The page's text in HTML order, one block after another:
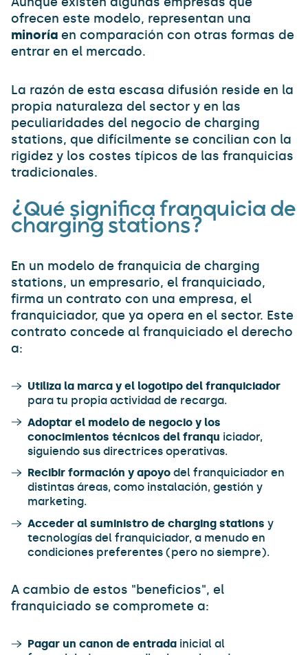
ofrecen este modelo, representan una
minoría en comparación con otras formas de
entrar en el mercado.
La razón de esta escasa difusión reside en la
propia naturaleza del sector y en las
peculiaridades del negocio de charging
stations, que difícilmente se concilian con la
rigidez y los costes típicos de las franquicias
tradicionales.
¿Qué significa franquicia de
charging stations?
En un modelo de franquicia de charging
stations, un empresario, el franquiciado,
firma un contrato con una empresa, el
franquiciador, que ya opera en el sector. Este
contrato concede al franquiciado el derecho
a:
Utiliza la marca y el logotipo del franquiciador
para tu propia actividad de recarga.
Adoptar el modelo de negocio y los
conocimientos técnicos del franqu iciador,
siguiendo sus directrices operativas.
Recibir formación y apoyo del franquiciador en
distintas áreas, como instalación, gestión y
marketing.
Acceder al suministro de charging stations y
tecnologías del franquiciador, a menudo en
condiciones preferentes (pero no siempre).
A cambio de estos "beneficios", el
franquiciado se compromete a:
Pagar un canon de entrada inicial al